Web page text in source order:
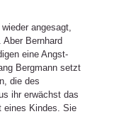
angesagt,
Bernhard
eine Angst-
Bergmann setzt
die des
ihr erwächst das
eines Kindes. Sie